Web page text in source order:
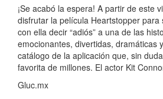
¡Se acabó la espera! A partir de este
disfrutar la película Heartstopper para
con ella decir “adiós” a una de las
emocionantes, divertidas, dramáticas
catálogo de la aplicación que, sin
favorita de millones. El actor Kit
Gluc.mx